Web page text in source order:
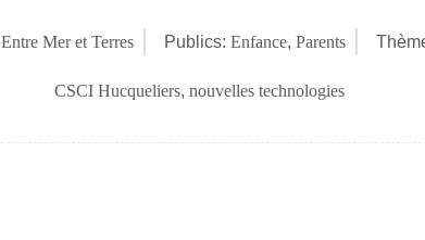
Entre Mer et Terres Publics: Enfance, Parents
CSCI Hucqueliers, nouvelles technologies